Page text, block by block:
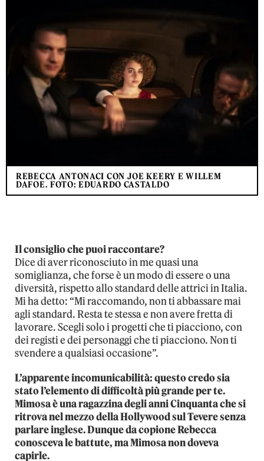
REBECCA ANTONACI CON JOE KEERY E WILLEM
DAFOE. FOTO: EDUARDO CASTALDO
Il consiglio che puoi raccontare?
Dice di aver riconosciuto in me quasi una
somiglianza, che forse è un modo di essere o una
diversità, rispetto allo standard delle attrici in Italia.
Mi ha detto: “Mi raccomando, non ti abbassare mai
agli standard. Resta te stessa e non avere fretta di
lavorare. Scegli solo i progetti che ti piacciono, con
dei registi e dei personaggi che ti piacciono. Non ti
svendere a qualsiasi occasione”.
L’apparente incomunicabilità: questo credo sia
stato l’elemento di difficoltà più grande per te.
Mimosa è una ragazzina degli anni Cinquanta che si
ritrova nel mezzo della Hollywood sul Tevere senza
parlare inglese. Dunque da copione Rebecca
conosceva le battute, ma Mimosa non doveva
capirle.